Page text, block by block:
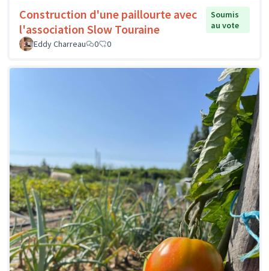
Construction d'une paillourte avec
l'association Slow Touraine
Soumis
au vote
Eddy Charreau
0 0